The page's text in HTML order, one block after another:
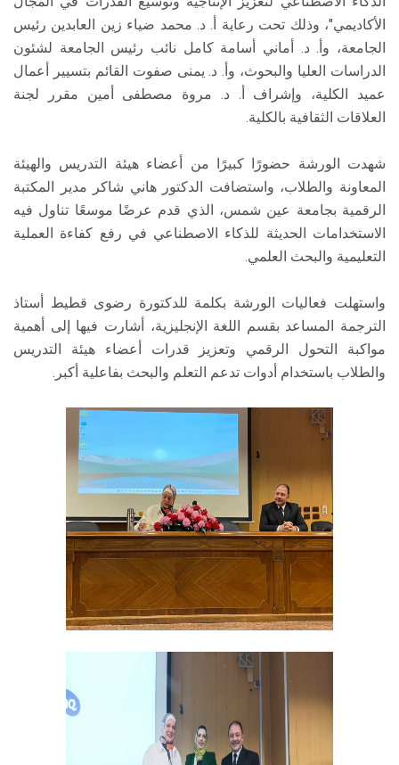
الأكاديمي"، وذلك تحت رعاية أ. د. محمد ضياء زين العابدين رئيس
الجامعة، وأ. د. أماني أسامة كامل نائب رئيس الجامعة لشئون
الدراسات العليا والبحوث، وأ. د. يمنى صفوت القائم بتسيير أعمال
عميد الكلية، وإشراف أ. د. مروة مصطفى أمين مقرر لجنة
العلاقات الثقافية بالكلية.
شهدت الورشة حضورًا كبيرًا من أعضاء هيئة التدريس والهيئة
المعاونة والطلاب، واستضافت الدكتور هاني شاكر مدير المكتبة
الرقمية بجامعة عين شمس، الذي قدم عرضًا موسعًا تناول فيه
الاستخدامات الحديثة للذكاء الاصطناعي في رفع كفاءة العملية
التعليمية والبحث العلمي.
واستهلت فعاليات الورشة بكلمة للدكتورة رضوى قطيط أستاذ
الترجمة المساعد بقسم اللغة الإنجليزية، أشارت فيها إلى أهمية
مواكبة التحول الرقمي وتعزيز قدرات أعضاء هيئة التدريس
والطلاب باستخدام أدوات تدعم التعلم والبحث بفاعلية أكبر.